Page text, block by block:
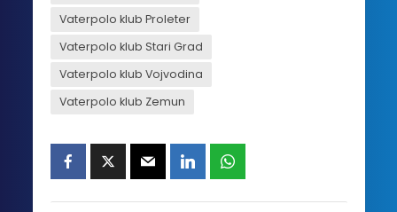
Vaterpolo klub Proleter
Vaterpolo klub Stari Grad
Vaterpolo klub Vojvodina
Vaterpolo klub Zemun